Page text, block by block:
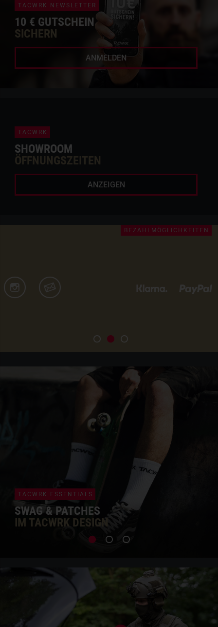
TACWRK NEWSLETTER
10 € GUTSCHEIN
SICHERN
ANMELDEN
TACWRK
SHOWROOM
ÖFFNUNGSZEITEN
ANZEIGEN
TACWRK ESSENTIALS
SWAG & PATCHES
IM TACWRK DESIGN